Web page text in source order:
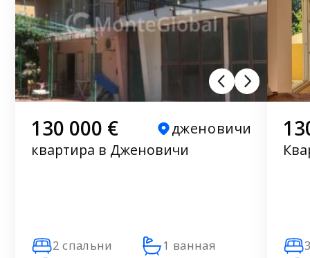
130 000 €
дженовичи
квартира в Дженовичи
2 спальни
1 ванная